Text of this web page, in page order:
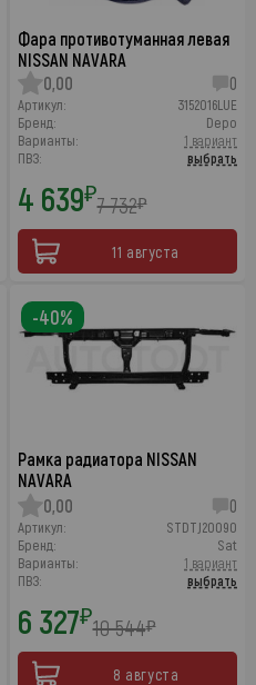
Фара противотуманная левая
NISSAN NAVARA
0,00
0
Артикул:
3152016LUE
Бренд:
Depo
Варианты:
1 вариант
ПВЗ:
выбрать
4 639₽7 732₽
11 августа
Рамка радиатора NISSAN
NAVARA
0,00
0
Артикул:
STDTJ20090
Бренд:
Sat
Варианты:
1 вариант
ПВЗ:
выбрать
6 327₽10 544₽
8 августа
-40%